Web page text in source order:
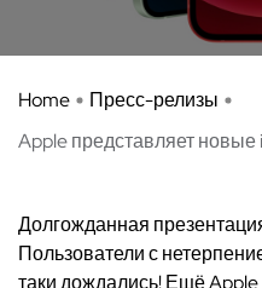
Home
Пресс-релизы
Apple представляет новые
Долгожданная
Пользователи с
таки дождались! Ещё